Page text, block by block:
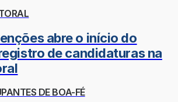
abre o início do
de candidaturas na
DE BOA-FÉ